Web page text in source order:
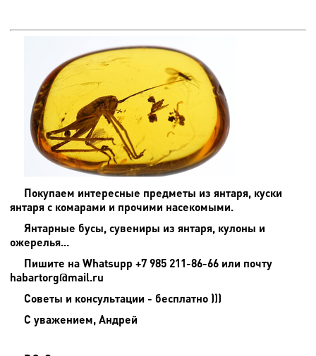
Покупаем интересные предметы из янтаря, куски
янтаря с комарами и прочими насекомыми.
Янтарные бусы, сувениры из янтаря, кулоны и
ожерелья...
Пишите на Whatsupp +7 985 211-86-66 или почту
habartorg@mail.ru
Советы и консультации - бесплатно )))
С уважением, Андрей